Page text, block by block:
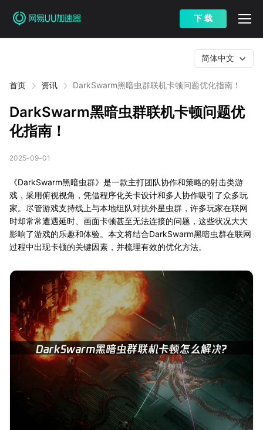
下 载
首页 资讯 DarkSwarm黑暗虫群联机卡顿问题优化指南！
简体中文
DarkSwarm黑暗虫群联机卡顿问题优
化指南！
2025-09-01
《DarkSwarm黑暗虫群》是一款主打团队协作和策略的射击类游
戏，采用俯视视角，凭借程序化关卡设计和多人协作吸引了众多玩
家。尽管游戏支持线上与本地组队对抗外星虫群，许多玩家在联网
时却常常遭遇延时、画面卡顿甚至无法连接的问题，这些状况大大
影响了游戏的乐趣和体验。本文将结合DarkSwarm黑暗虫群在联网
过程中出现卡顿的关键因素，并梳理有效的优化方法。